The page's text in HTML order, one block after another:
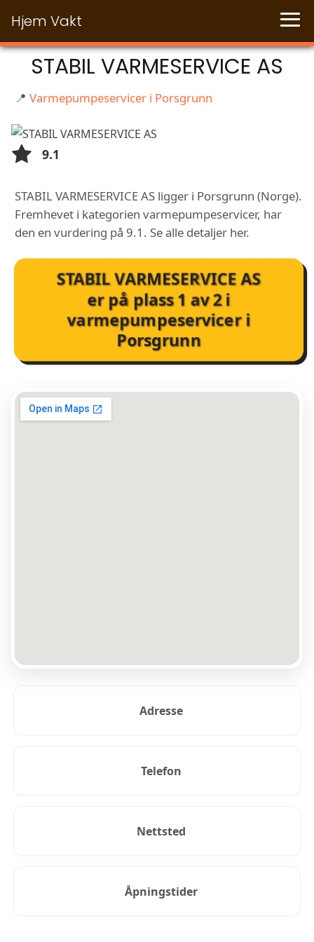
Hjem Vakt
STABIL VARMESERVICE AS
📍 Varmepumpeservicer i Porsgrunn
9.1
STABIL VARMESERVICE AS ligger i Porsgrunn (Norge).
Fremhevet i kategorien varmepumpeservicer, har
den en vurdering på 9.1. Se alle detaljer her.
STABIL VARMESERVICE AS
er på plass1 av2i
varmepumpeservicer i
Porsgrunn
Adresse
Telefon
Nettsted
Åpningstider